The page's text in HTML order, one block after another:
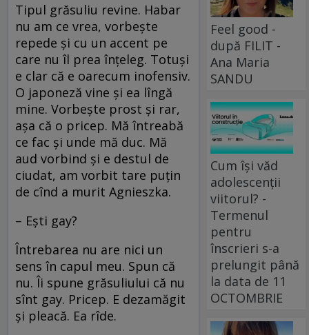
Tipul grăsuliu revine. Habar
nu am ce vrea, vorbeşte
repede şi cu un accent pe
care nu îl prea înţeleg. Totuşi
e clar că e oarecum inofensiv.
O japoneză vine şi ea lîngă
mine. Vorbeşte prost şi rar,
aşa că o pricep. Mă întreabă
ce fac şi unde mă duc. Mă
aud vorbind şi e destul de
ciudat, am vorbit tare puţin
de cînd a murit Agnieszka.
– Eşti gay?
Întrebarea nu are nici un
sens în capul meu. Spun că
nu. Îi spune grăsuliului că nu
sînt gay. Pricep. E dezamăgit
şi pleacă. Ea rîde.
Feel good -
după FILIT -
Ana Maria
SANDU
Cum își văd
adolescenții
viitorul? -
Termenul
pentru
înscrieri s-a
prelungit până
la data de 11
OCTOMBRIE